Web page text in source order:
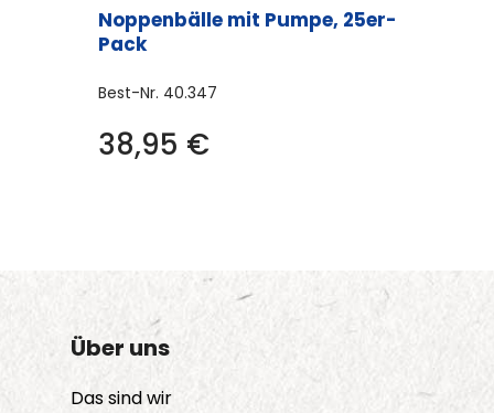
Noppenbälle mit Pumpe, 25er-
Pack
Best-Nr. 40.347
38,95 €
Über uns
Das sind wir